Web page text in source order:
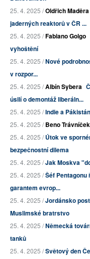
25. 4. 2025 /Oldřich Maděra
jaderných reaktorů v ČR ...
25. 4. 2025 /Fabiano Golgo
vyhoštění
25. 4. 2025 /Nové
v rozpor...
25. 4. 2025 /Albín Sybera
úsilí o demontáž liberáln...
25. 4. 2025 /Indie a
25. 4. 2025 /Beno
25. 4. 2025 /Útok ve
bezpečnostní dilema
25. 4. 2025 /Jak Moskva
25. 4. 2025 /Šéf Pentagonu
garantem evrop...
25. 4. 2025 /Jordánsko
Muslimské bratrstvo
25. 4. 2025 /Německá
tanků
25. 4. 2025 /Světový den